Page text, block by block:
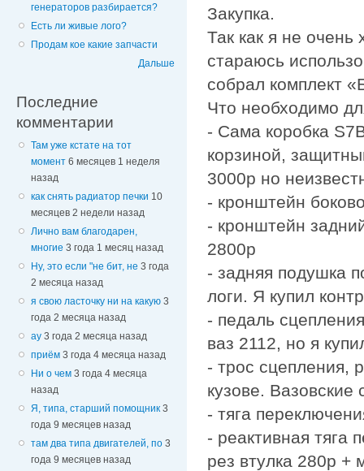
генераторов разбирается?
Есть ли живые лого?
Продам кое какие запчасти
Дальше
Последние
комментарии
Там уже кстате на тот
момент 6 месяцев 1 неделя
назад
как снять радиатор печки 10
месяцев 2 недели назад
Лично вам благодарен,
многие 3 года 1 месяц назад
Ну, это если "не бит, не 3 года
2 месяца назад
я свою ласточку ни на какую 3
года 2 месяца назад
ау 3 года 2 месяца назад
приём 3 года 4 месяца назад
Ни о чем 3 года 4 месяца
назад
Я, типа, старший помощник 3
года 9 месяцев назад
там два типа двигателей, по 3
года 9 месяцев назад
Закупка.
Так как я не очень
стараюсь
собрал комплект
Что необходимо
- Сама коробка
корзиной,
3000р но
- кронштейн
- кронштейн
2800р
- задняя подушка
логи. Я купил
- педаль
ваз 2112, но я
- трос сцепления,
кузове. Вазовские
- тяга
- реактивная тяга
рез втулка 280р +